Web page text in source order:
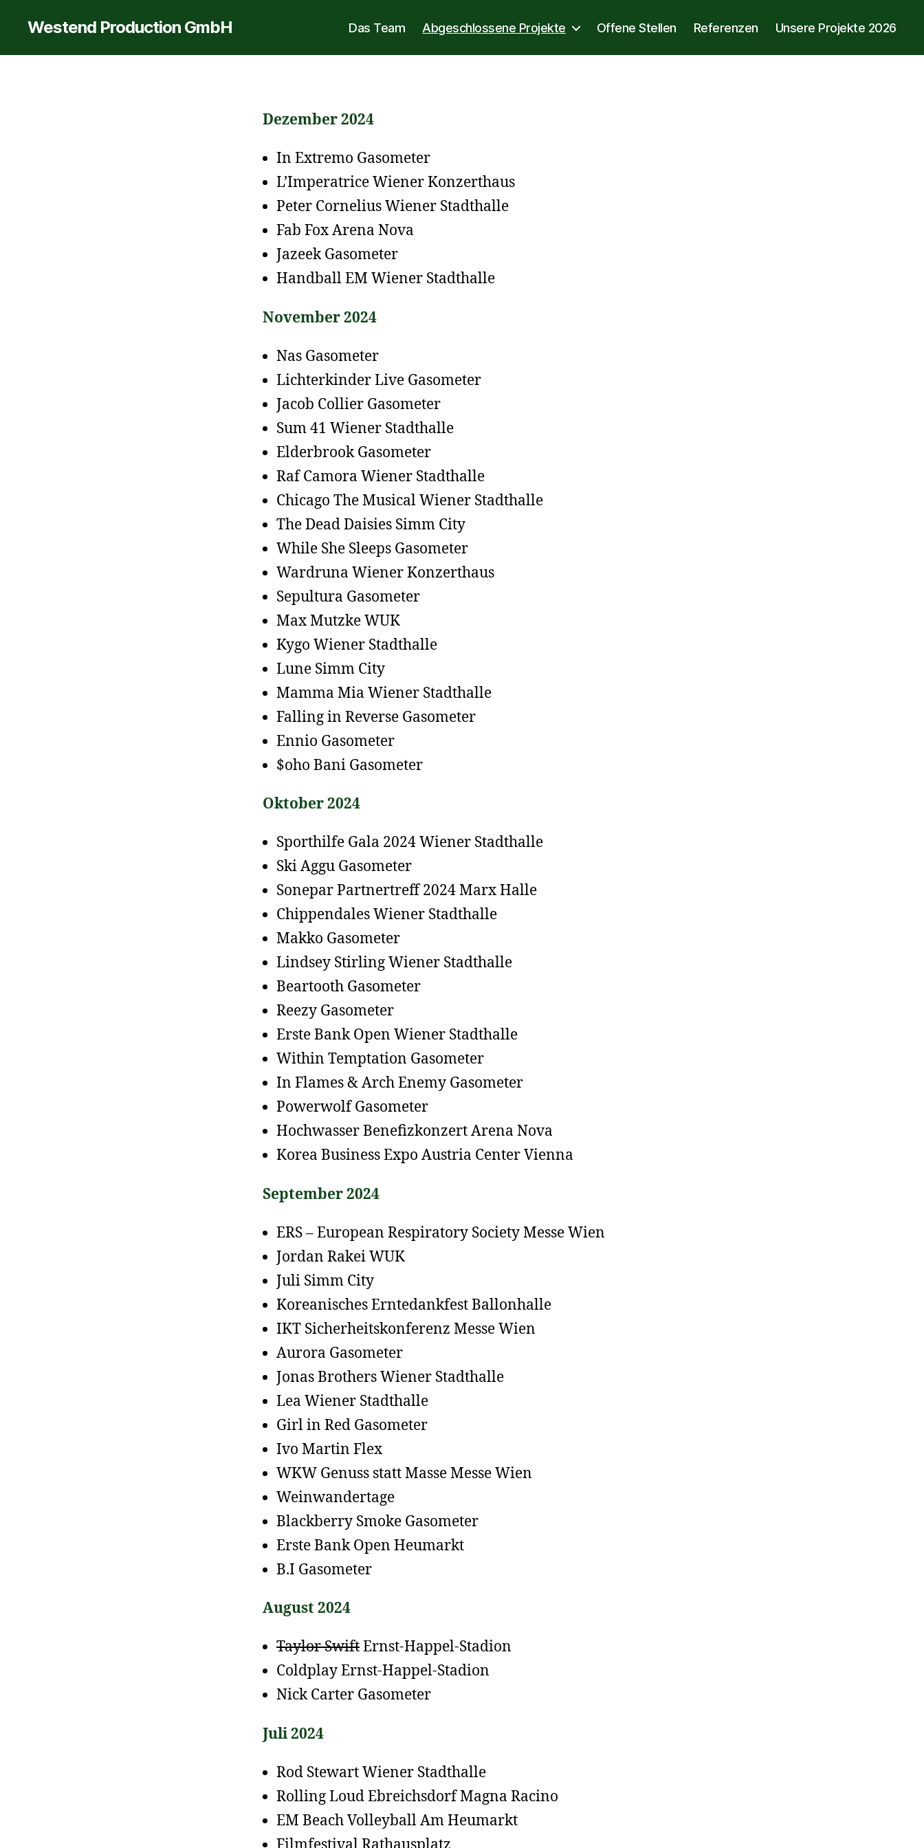
Westend Production GmbH Das Team Abgeschlossene Projekte Offene Stellen Referenzen Unsere Projekte 2026
Dezember 2024
In Extremo Gasometer
L’Imperatrice Wiener Konzerthaus
Peter Cornelius Wiener Stadthalle
Fab Fox Arena Nova
Jazeek Gasometer
Handball EM Wiener Stadthalle
November 2024
Nas Gasometer
Lichterkinder Live Gasometer
Jacob Collier Gasometer
Sum 41 Wiener Stadthalle
Elderbrook Gasometer
Raf Camora Wiener Stadthalle
Chicago The Musical Wiener Stadthalle
The Dead Daisies Simm City
While She Sleeps Gasometer
Wardruna Wiener Konzerthaus
Sepultura Gasometer
Max Mutzke WUK
Kygo Wiener Stadthalle
Lune Simm City
Mamma Mia Wiener Stadthalle
Falling in Reverse Gasometer
Ennio Gasometer
$oho Bani Gasometer
Oktober 2024
Sporthilfe Gala 2024 Wiener Stadthalle
Ski Aggu Gasometer
Sonepar Partnertreff 2024 Marx Halle
Chippendales Wiener Stadthalle
Makko Gasometer
Lindsey Stirling Wiener Stadthalle
Beartooth Gasometer
Reezy Gasometer
Erste Bank Open Wiener Stadthalle
Within Temptation Gasometer
In Flames & Arch Enemy Gasometer
Powerwolf Gasometer
Hochwasser Benefizkonzert Arena Nova
Korea Business Expo Austria Center Vienna
September 2024
ERS – European Respiratory Society Messe Wien
Jordan Rakei WUK
Juli Simm City
Koreanisches Erntedankfest Ballonhalle
IKT Sicherheitskonferenz Messe Wien
Aurora Gasometer
Jonas Brothers Wiener Stadthalle
Lea Wiener Stadthalle
Girl in Red Gasometer
Ivo Martin Flex
WKW Genuss statt Masse Messe Wien
Weinwandertage
Blackberry Smoke Gasometer
Erste Bank Open Heumarkt
B.I Gasometer
August 2024
Taylor SwiftErnst-Happel-Stadion
Coldplay Ernst-Happel-Stadion
Nick Carter Gasometer
Juli 2024
Rod Stewart Wiener Stadthalle
Rolling Loud Ebreichsdorf Magna Racino
EM Beach Volleyball Am Heumarkt